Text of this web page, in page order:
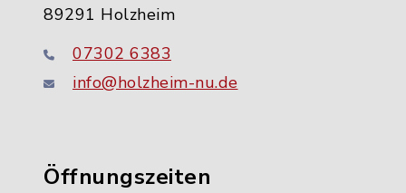
89291 Holzheim
07302 6383
info@holzheim-nu.de
Öffnungszeiten